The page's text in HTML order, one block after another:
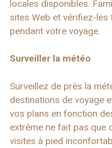
locales disponibles.
sites Web et vérifiez-
pendant votre voyage.
Surveiller la météo
Surveillez de près la
destinations de voyage
vos plans en fonction
extrême ne fait pas que
visites à pied